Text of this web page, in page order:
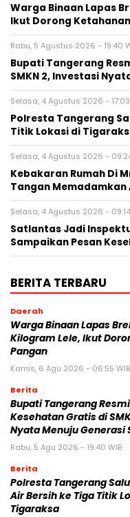
Warga Binaan Lapas
Ikut Dorong
Rabu, 5 Agustus 2026 - 19:40
‎Bupati Tangerang
SMKN 2, Investasi
Selasa, 4 Agustus 2026 - 17:03
Polresta Tangerang
Titik Lokasi di
Selasa, 4 Agustus 2026 -
Kebakaran Rumah Di
Tangan Memadamkan
Selasa, 4 Agustus 2026 -
Satlantas Jadi
Sampaikan Pesan
BERITA TERBARU
Daerah
Warga Binaan Lapas
Kilogram Lele, Ikut
Pangan
Kamis, 6 Agu 2026 - 06:55 WIB
Berita
‎Bupati Tangerang
Kesehatan Gratis di
Nyata Menuju Generasi
Rabu, 5 Agu 2026 - 19:40 WIB
Berita
Polresta Tangerang
Air Bersih ke Tiga Titik
Tigaraksa